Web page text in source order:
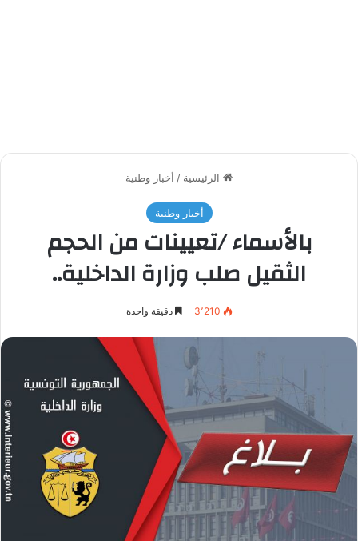
الرئيسية / أخبار وطنية
أخبار وطنية
بالأسماء /تعيينات من الحجم
الثقيل صلب وزارة الداخلية..
3٬210 دقيقة واحدة